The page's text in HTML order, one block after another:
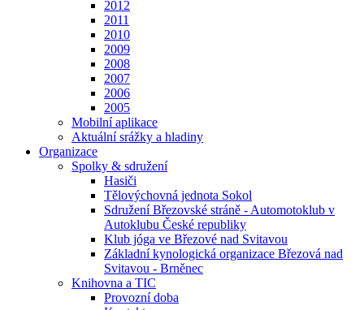
2012
2011
2010
2009
2008
2007
2006
2005
Mobilní aplikace
Aktuální srážky a hladiny
Organizace
Spolky & sdružení
Hasiči
Tělovýchovná jednota Sokol
Sdružení Březovské stráně - Automotoklub v
Autoklubu České republiky
Klub jóga ve Březové nad Svitavou
Základní kynologická organizace Březová nad
Svitavou - Brněnec
Knihovna a TIC
Provozní doba